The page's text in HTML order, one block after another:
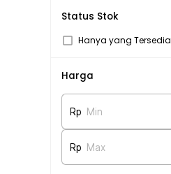
Status Stok
Hanya yang Tersedia
Harga
Rp Min
Rp Max